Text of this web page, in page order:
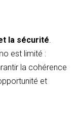
la sécurité.
est limité :
la cohérence
et